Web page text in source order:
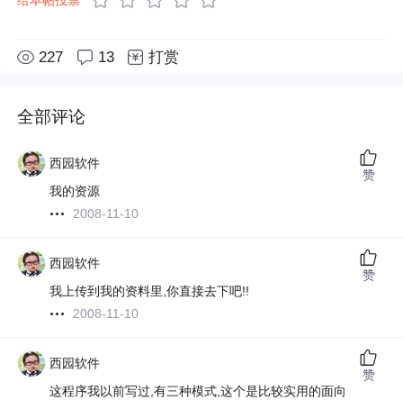
227 13 打赏
全部评论
西园软件
我的资源
2008-11-10
赞
西园软件
我上传到我的资料里,你直接去下吧!!
2008-11-10
赞
西园软件
这程序我以前写过,有三种模式,这个是比较实用的面向
赞